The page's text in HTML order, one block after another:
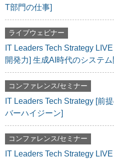
T部門の仕事]
ライブウェビナー
IT Leaders Tech Strategy
開発力] 生成AI時代のシステム
コンファレンス/セミナー
IT Leaders Tech Strategy [前
バーハイジーン]
コンファレンス/セミナー
IT Leaders Tech Strategy